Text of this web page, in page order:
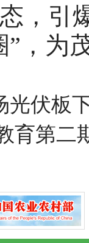
，引
”，为
光伏板
育第二